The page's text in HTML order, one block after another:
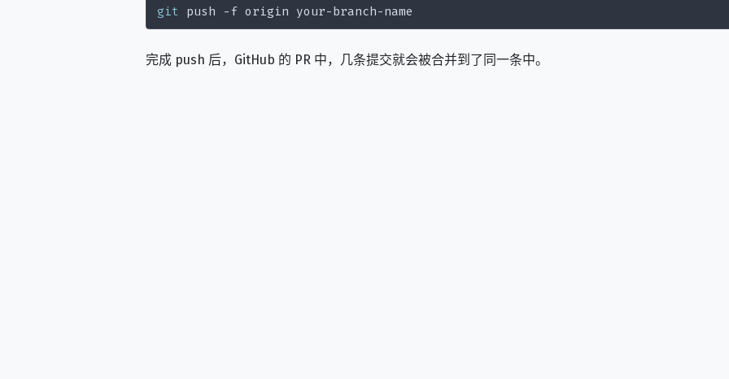
git
完成 push 后，GitHub 的 PR 中，几条提交就会被合并到了同一条中。